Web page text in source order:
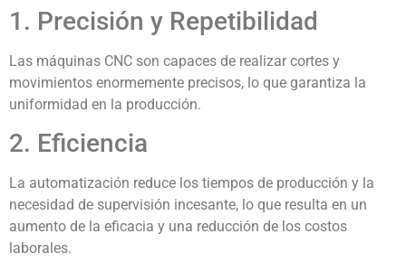
1. Precisión y Repetibilidad
Las máquinas CNC son capaces de realizar cortes y
movimientos enormemente precisos, lo que garantiza la
uniformidad en la producción.
2. Eficiencia
La automatización reduce los tiempos de producción y la
necesidad de supervisión incesante, lo que resulta en un
aumento de la eficacia y una reducción de los costos
laborales.